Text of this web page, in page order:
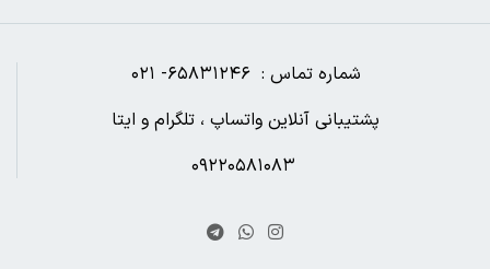
شماره تماس : ۶۵۸۳۱۲۴۶- ۰۲۱
پشتیبانی آنلاین واتساپ ، تلگرام و ایتا